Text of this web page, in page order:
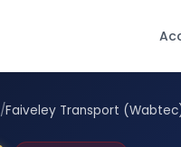
/Faiveley Transport